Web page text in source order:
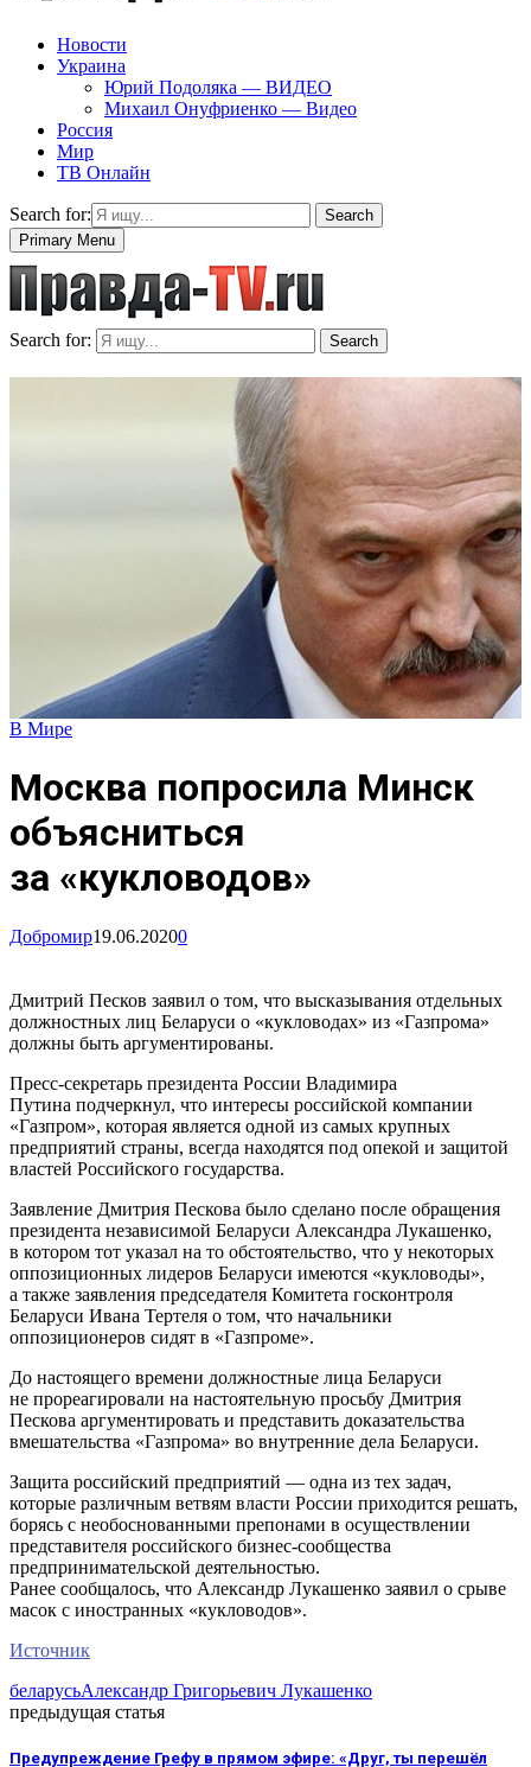
Новости
Украина
Юрий Подоляка — ВИДЕО
Михаил Онуфриенко — Видео
Россия
Мир
ТВ Онлайн
Search for:
Search
Primary Menu
Search for: Search
В Мире
Москва попросила Минск
объясниться
за «кукловодов»
Добромир19.06.20200
Дмитрий Песков заявил о том, что высказывания отдельных
должностных лиц Беларуси о «кукловодах» из «Газпрома»
должны быть аргументированы.
Пресс-секретарь президента России Владимира
Путина подчеркнул, что интересы российской компании
«Газпром», которая является одной из самых крупных
предприятий страны, всегда находятся под опекой и защитой
властей Российского государства.
Заявление Дмитрия Пескова было сделано после обращения
президента независимой Беларуси Александра Лукашенко,
в котором тот указал на то обстоятельство, что у некоторых
оппозиционных лидеров Беларуси имеются «кукловоды»,
а также заявления председателя Комитета госконтроля
Беларуси Ивана Тертеля о том, что начальники
оппозиционеров сидят в «Газпроме».
До настоящего времени должностные лица Беларуси
не прореагировали на настоятельную просьбу Дмитрия
Пескова аргументировать и представить доказательства
вмешательства «Газпрома» во внутренние дела Беларуси.
Защита российский предприятий — одна из тех задач,
которые различным ветвям власти России приходится решать,
борясь с необоснованными препонами в осуществлении
представителя российского бизнес-сообщества
предпринимательской деятельностью.
Ранее сообщалось, что Александр Лукашенко заявил о срыве
масок с иностранных «кукловодов».
Источник
беларусьАлександр Григорьевич Лукашенко
предыдущая статья
Предупреждение Грефу в прямом эфире: «Друг, ты перешёл